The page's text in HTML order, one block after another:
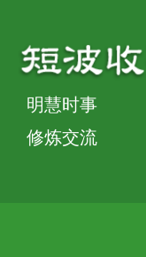
明慧时事
修炼交流